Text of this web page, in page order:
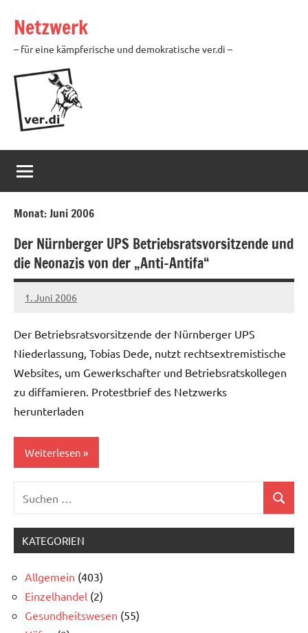
Inhalt
springen
Netzwerk
– für eine kämpferische und demokratische ver.di –
Monat:Juni 2006
Der Nürnberger UPS Betriebsratsvorsitzende und
die Neonazis von der „Anti-Antifa“
1. Juni 2006
Ilja
Der Betriebsratsvorsitzende der Nürnberger UPS
Niederlassung, Tobias Dede, nutzt rechtsextremistische
Websites, um Gewerkschafter und Betriebsratskollegen
zu diffamieren. Protestbrief des Netzwerks
herunterladen
Weiterlesen
Allgemein
nach:
Suchen
KATEGORIEN
Allgemein (403)
Einzelhandel (2)
Gesundheitswesen (55)